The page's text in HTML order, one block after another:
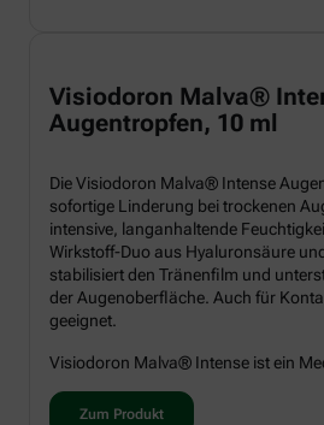
Visiodoron Malva®
Augentropfen, 10 ml
Die Visiodoron Malva® Intense
sofortige Linderung bei trockenen
intensive, langanhaltende
Wirkstoff-Duo aus Hyaluronsäure
stabilisiert den Tränenfilm und
der Augenoberfläche. Auch für
geeignet.
Visiodoron Malva® Intense ist ein
Zum Produkt